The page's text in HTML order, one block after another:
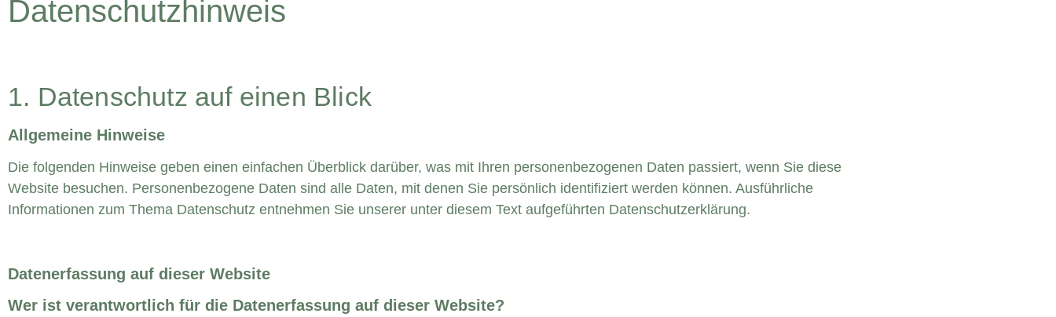
Datenschutzhinweis
1. Datenschutz auf einen Blick
Allgemeine Hinweise
Die folgenden Hinweise geben einen einfachen Überblick darüber, was mit Ihren personenbezogenen Daten passiert, wenn Sie diese
Website besuchen. Personenbezogene Daten sind alle Daten, mit denen Sie persönlich identifiziert werden können. Ausführliche
Informationen zum Thema Datenschutz entnehmen Sie unserer unter diesem Text aufgeführten Datenschutzerklärung.
Datenerfassung auf dieser Website
Wer ist verantwortlich für die Datenerfassung auf dieser Website?